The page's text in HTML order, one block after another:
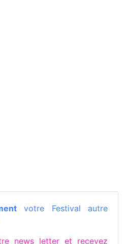
votre Festival autre
news letter et recevez